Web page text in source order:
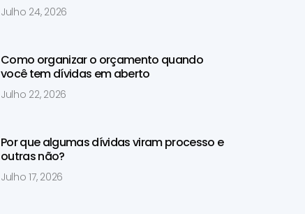
Julho 24, 2026
Como organizar o orçamento quando
você tem dívidas em aberto
Julho 22, 2026
Por que algumas dívidas viram processo e
outras não?
Julho 17, 2026